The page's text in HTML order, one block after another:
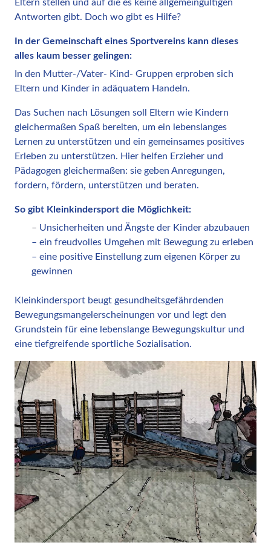
Eltern stellen und auf die es keine allgemeingültigen
Antworten gibt. Doch wo gibt es Hilfe?
In der Gemeinschaft eines Sportvereins kann dieses
alles kaum besser gelingen:
In den Mutter-/Vater- Kind- Gruppen erproben sich
Eltern und Kinder in adäquatem Handeln.
Das Suchen nach Lösungen soll Eltern wie Kindern
gleichermaßen Spaß bereiten, um ein lebenslanges
Lernen zu unterstützen und ein gemeinsames positives
Erleben zu unterstützen. Hier helfen Erzieher und
Pädagogen gleichermaßen: sie geben Anregungen,
fordern, fördern, unterstützen und beraten.
So gibt Kleinkindersport die Möglichkeit:
– Unsicherheiten und Ängste der Kinder abzubauen
– ein freudvolles Umgehen mit Bewegung zu erleben
– eine positive Einstellung zum eigenen Körper zu
gewinnen
Kleinkindersport beugt gesundheitsgefährdenden
Bewegungsmangelerscheinungen vor und legt den
Grundstein für eine lebenslange Bewegungskultur und
eine tiefgreifende sportliche Sozialisation.